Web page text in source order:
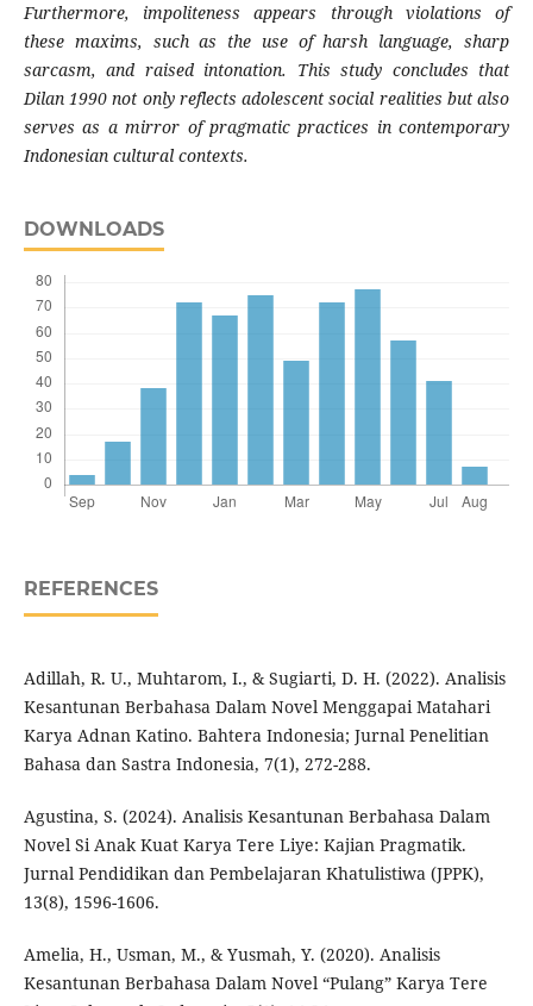
Furthermore, impoliteness appears through violations of
these maxims, such as the use of harsh language, sharp
sarcasm, and raised intonation. This study concludes that
Dilan 1990 not only reflects adolescent social realities but also
serves as a mirror of pragmatic practices in contemporary
Indonesian cultural contexts.
DOWNLOADS
REFERENCES
Adillah, R. U., Muhtarom, I., & Sugiarti, D. H. (2022). Analisis
Kesantunan Berbahasa Dalam Novel Menggapai Matahari
Karya Adnan Katino. Bahtera Indonesia; Jurnal Penelitian
Bahasa dan Sastra Indonesia, 7(1), 272-288.
Agustina, S. (2024). Analisis Kesantunan Berbahasa Dalam
Novel Si Anak Kuat Karya Tere Liye: Kajian Pragmatik.
Jurnal Pendidikan dan Pembelajaran Khatulistiwa (JPPK),
13(8), 1596-1606.
Amelia, H., Usman, M., & Yusmah, Y. (2020). Analisis
Kesantunan Berbahasa Dalam Novel “Pulang” Karya Tere